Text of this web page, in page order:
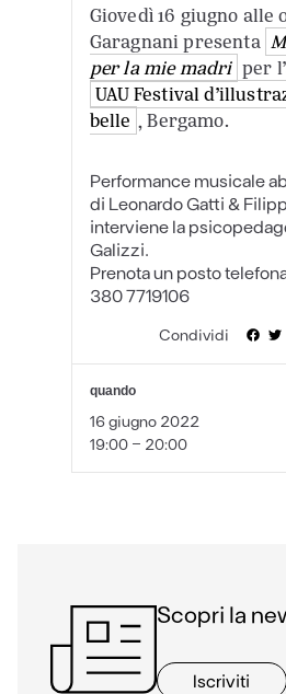
Giovedì 16 giugno alle
Garagnani presenta
per la mie madri per
UAU Festival
belle , Bergamo.
Performance musicale
di Leonardo Gatti &
interviene la
Galizzi.
Prenota un posto
380 7719106
Condividi
quando
16 giugno 2022
19:00 - 20:00
Scopri la
Iscriviti